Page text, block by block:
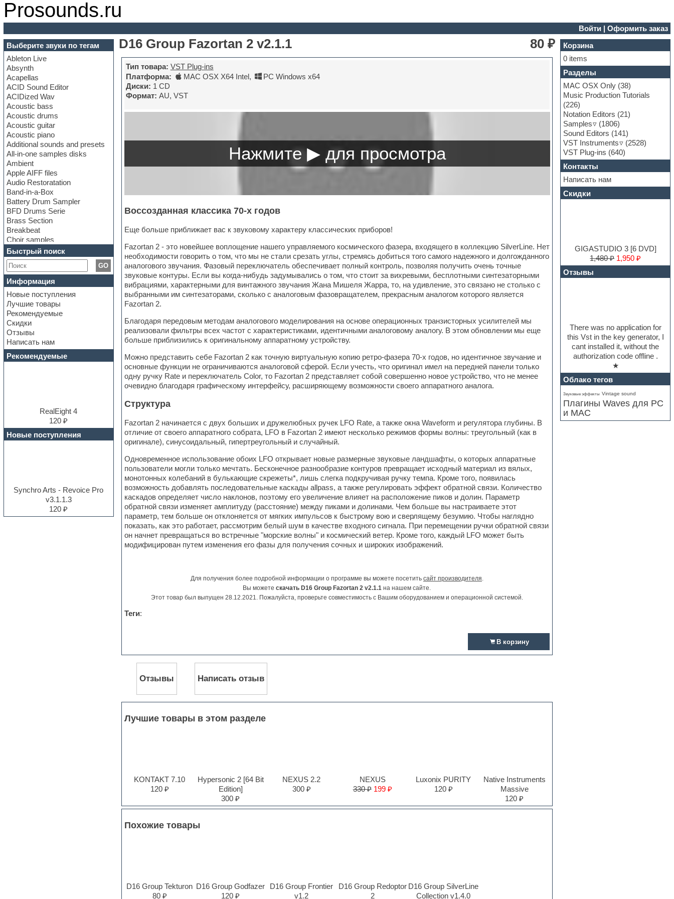
Prosounds.ru
Войти |Оформить заказ
Выберите звуки по тегам
Ableton Live
Absynth
Acapellas
ACID Sound Editor
ACIDized Wav
Acoustic bass
Acoustic drums
Acoustic guitar
Acoustic piano
Additional sounds and presets
All-in-one samples disks
Ambient
Apple AIFF files
Audio Restoratation
Band-in-a-Box
Battery Drum Sampler
BFD Drums Serie
Brass Section
Breakbeat
Choir samples
Chris Hein Samples
Cinematic samples
Club bass
Club leads
Club sounds
Construction kits
Convolution
Cubase
Dance drums
Dance music production
tutorials
DAW
Disco samples
E-MU Samples
Electric bass
Electric guitar
Experimental
EXS24 Instruments
FL Studio
Быстрый поиск
GO
Информация
Новые поступления
Лучшие товары
Рекомендуемые
Скидки
Отзывы
Написать нам
Рекомендуемые
RealEight 4
120 ₽
Новые поступления
Synchro Arts - Revoice Pro
v3.1.1.3
120 ₽
D16 Group Fazortan 2 v2.1.1 80 ₽
Тип товара: VST Plug-ins
Платформа:
MAC OSX X64 Intel,
PC Windows x64
Диски: 1 CD
Формат: AU, VST
Воссозданная классика 70-х годов
Еще больше приближает вас к звуковому характеру классических приборов!
Fazortan 2 - это новейшее воплощение нашего управляемого космического фазера, входящего в коллекцию SilverLine. Нет
необходимости говорить о том, что мы не стали срезать углы, стремясь добиться того самого надежного и долгожданного
аналогового звучания. Фазовый переключатель обеспечивает полный контроль, позволяя получить очень точные
звуковые контуры. Если вы когда-нибудь задумывались о том, что стоит за вихревыми, бесплотными синтезаторными
вибрациями, характерными для винтажного звучания Жана Мишеля Жарра, то, на удивление, это связано не столько с
выбранными им синтезаторами, сколько с аналоговым фазовращателем, прекрасным аналогом которого является
Fazortan 2.
Благодаря передовым методам аналогового моделирования на основе операционных транзисторных усилителей мы
реализовали фильтры всех частот с характеристиками, идентичными аналоговому аналогу. В этом обновлении мы еще
больше приблизились к оригинальному аппаратному устройству.
Можно представить себе Fazortan 2 как точную виртуальную копию ретро-фазера 70-х годов, но идентичное звучание и
основные функции не ограничиваются аналоговой сферой. Если учесть, что оригинал имел на передней панели только
одну ручку Rate и переключатель Color, то Fazortan 2 представляет собой совершенно новое устройство, что не менее
очевидно благодаря графическому интерфейсу, расширяющему возможности своего аппаратного аналога.
Структура
Fazortan 2 начинается с двух больших и дружелюбных ручек LFO Rate, а также окна Waveform и регулятора глубины. В
отличие от своего аппаратного собрата, LFO в Fazortan 2 имеют несколько режимов формы волны: треугольный (как в
оригинале), синусоидальный, гипертреугольный и случайный.
Одновременное использование обоих LFO открывает новые размерные звуковые ландшафты, о которых аппаратные
пользователи могли только мечтать. Бесконечное разнообразие контуров превращает исходный материал из вялых,
монотонных колебаний в булькающие скрежеты*, лишь слегка подкручивая ручку темпа. Кроме того, появилась
возможность добавлять последовательные каскады allpass, а также регулировать эффект обратной связи. Количество
каскадов определяет число наклонов, поэтому его увеличение влияет на расположение пиков и долин. Параметр
обратной связи изменяет амплитуду (расстояние) между пиками и долинами. Чем больше вы настраиваете этот
параметр, тем больше он отклоняется от мягких импульсов к быстрому вою и сверлящему безумию. Чтобы наглядно
показать, как это работает, рассмотрим белый шум в качестве входного сигнала. При перемещении ручки обратной связи
он начнет превращаться во встречные "морские волны" и космический ветер. Кроме того, каждый LFO может быть
модифицирован путем изменения его фазы для получения сочных и широких изображений.
Для получения более подробной информации о программе вы можете посетить сайт производителя.
Вы можетескачать D16 Group Fazortan 2 v2.1.1 на нашем сайте.
Этот товар был выпущен 28.12.2021. Пожалуйста, проверьте совместимость с Вашим оборудованием и операционной системой.
Теги:
В корзину
Отзывы Написать отзыв
Лучшие товары в этом разделе
KONTAKT 7.10
120 ₽
Hypersonic 2 [64 Bit
Edition]
300 ₽
NEXUS 2.2
300 ₽
NEXUS
330 ₽ 199 ₽
Luxonix PURITY
120 ₽
Native Instruments
Massive
120 ₽
Похожие товары
D16 Group Tekturon
80 ₽
D16 Group Godfazer
120 ₽
D16 Group Frontier
v1.2
D16 Group Redoptor
2
D16 Group SilverLine
Collection v1.4.0
Корзина
0 items
Разделы
MAC OSX Only (38)
Music Production Tutorials
(226)
Notation Editors (21)
Samples
(1806)
Sound Editors (141)
VST Instruments
(2528)
VST Plug-ins (640)
Контакты
Написать нам
Скидки
GIGASTUDIO 3 [6 DVD]
1,480 ₽ 1,950 ₽
Отзывы
There was no application for
this Vst in the key generator, I
cant installed it, without the
authorization code offline .
★
Облако тегов
Звуковые эффекты Vintage sound
Плагины Waves для PC
и MAC